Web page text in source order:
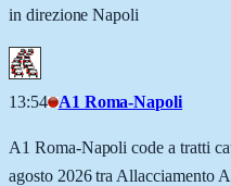
in direzione Napoli
13:54 A1 Roma-Napoli
A1 Roma-Napoli code a tratti
agosto 2026 tra Allacciamento